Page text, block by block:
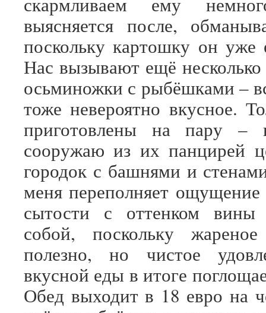
выясняется после,
поскольку картошку он уже
Нас вызывают ещё
осьминожки с рыбёшками –
тоже невероятно вкусное.
приготовлены на пару –
сооружаю из их панцирей
городок с башнями и
меня переполняет ощущение
сытости с оттенком
собой, поскольку
полезно, но чистое
вкусной еды в итоге
Обед выходит в 18 евро на